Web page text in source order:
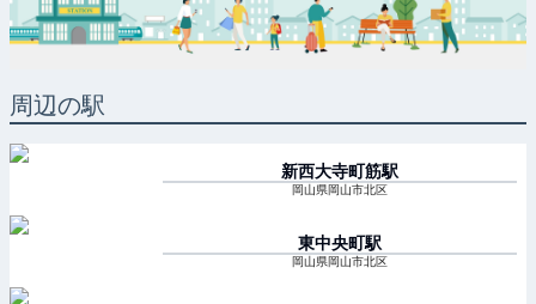
周辺の駅
新西大寺町筋駅
岡山県岡山市北区
東中央町駅
岡山県岡山市北区